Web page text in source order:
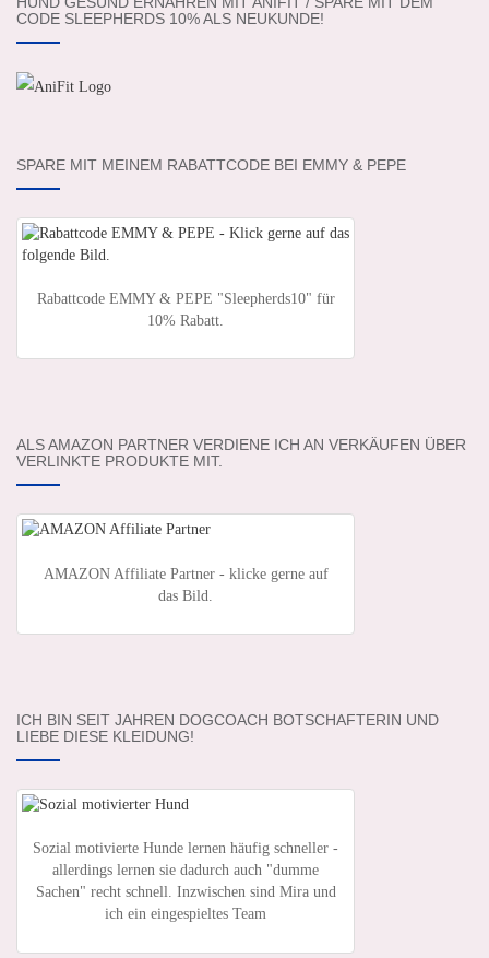
CODE SLEEPHERDS 10% ALS NEUKUNDE!
SPARE MIT MEINEM RABATTCODE BEI EMMY & PEPE
Rabattcode EMMY & PEPE "Sleepherds10" für
10% Rabatt.
ALS AMAZON PARTNER VERDIENE ICH AN VERKÄUFEN ÜBER
VERLINKTE PRODUKTE MIT.
AMAZON Affiliate Partner - klicke gerne auf
das Bild.
ICH BIN SEIT JAHREN DOGCOACH BOTSCHAFTERIN UND
LIEBE DIESE KLEIDUNG!
Sozial motivierte Hunde lernen häufig schneller -
allerdings lernen sie dadurch auch "dumme
Sachen" recht schnell. Inzwischen sind Mira und
ich ein eingespieltes Team